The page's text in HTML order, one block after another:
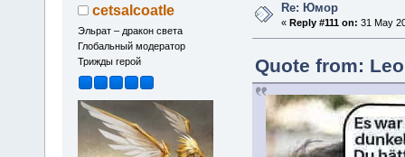
cetsalcoatle
Эльрат – дракон света
Глобальный модератор
Трижды герой
Re: Юмор
«Reply #111 on: 31 May
Quote from: